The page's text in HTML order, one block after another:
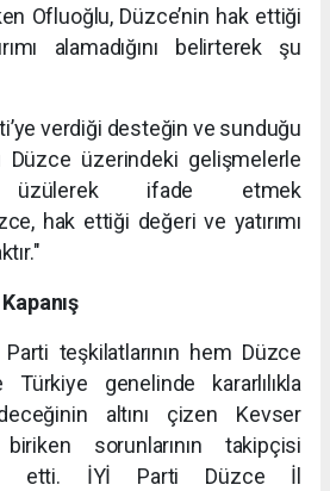
Ofluoğlu, Düzce’nin hak ettiği
alamadığını belirterek şu
verdiği desteğin ve sunduğu
Düzce üzerindeki gelişmelerle
üzülerek ifade etmek
hak ettiği değeri ve yatırımı
teşkilatlarının hem Düzce
genelinde kararlılıkla
altını çizen Kevser
sorunlarının takipçisi
etti. İYİ Parti Düzce İl